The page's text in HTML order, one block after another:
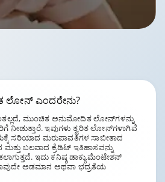
ಲೋನ್ಎಂದರೇನು?
ಮುಂಚಿತ ಅನುಮೋದಿತ ಲೋನ್‌ಗಳನ್ನು
ನೀಡುತ್ತಾರೆ. ಇವುಗಳು ತ್ವರಿತ ಲೋನ್‌ಗಳಾಗಿವೆ
ಸರಿಯಾದ ಮರುಪಾವತಿಗಳ ಸಾಬೀತಾದ
ಮತ್ತು ಬಲವಾದ ಕ್ರೆಡಿಟ್ ಇತಿಹಾಸವನ್ನು
ಇದು ಕನಿಷ್ಠ ಡಾಕ್ಯುಮೆಂಟೇಶನ್
ಅಡಮಾನ ಅಥವಾ ಭದ್ರತೆಯ